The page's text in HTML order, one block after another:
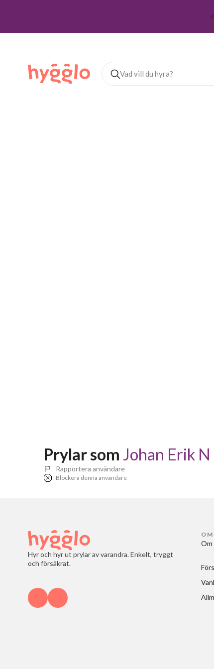
Prylar som Johan Erik N
Rapportera användare
Blockera denna användare
Hyr och hyr ut prylar av varandra. Enkelt, tryggt
och försäkrat.
OM
Om